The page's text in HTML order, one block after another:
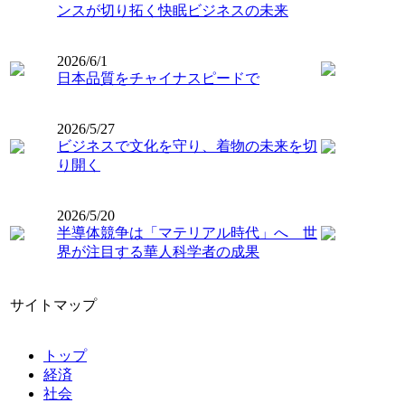
ンスが切り拓く快眠ビジネスの未来
2026/6/1
日本品質をチャイナスピードで
2026/5/27
ビジネスで文化を守り、着物の未来を切
り開く
2026/5/20
半導体競争は「マテリアル時代」へ 世
界が注目する華人科学者の成果
サイトマップ
トップ
経済
社会